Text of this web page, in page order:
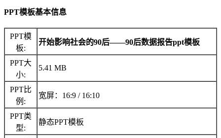
PPT模板基本信息
PPT模
板:
开始影响社会的90后――90后数据报告ppt模板
PPT大
小:
5.41 MB
PPT比
例:
宽屏：16:9 / 16:10
PPT类
型:
静态PPT模板